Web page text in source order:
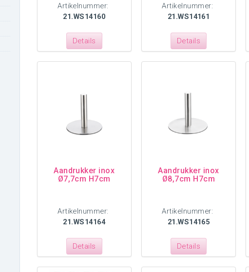
Artikelnummer:
21.WS14160
Details
Artikelnummer:
21.WS14161
Details
Aandrukker inox
Ø7,7cm H7cm
Artikelnummer:
21.WS14164
Details
Aandrukker inox
Ø8,7cm H7cm
Artikelnummer:
21.WS14165
Details